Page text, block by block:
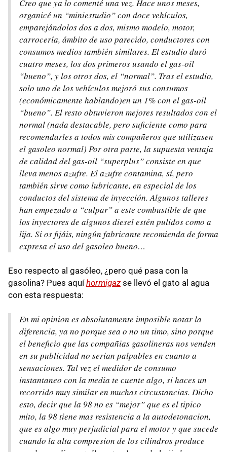
Creo que ya lo comenté una vez. Hace unos meses,
organicé un “miniestudio” con doce vehículos,
emparejándolos dos a dos, mismo modelo, motor,
carrocería, ámbito de uso parecido, conductores con
consumos medios también similares. El estudio duró
cuatro meses, los dos primeros usando el gas-oil
“bueno”, y los otros dos, el “normal”. Tras el estudio,
solo uno de los vehículos mejoró sus consumos
(económicamente hablando)en un 1% con el gas-oil
“bueno”. El resto obtuvieron mejores resultados con el
normal (nada destacable, pero suficiente como para
recomendarles a todos mis compañeros que utilizasen
el gasoleo normal) Por otra parte, la supuesta ventaja
de calidad del gas-oil “superplus” consiste en que
lleva menos azufre. El azufre contamina, sí, pero
también sirve como lubricante, en especial de los
conductos del sistema de inyección. Algunos talleres
han empezado a “culpar” a este combustible de que
los inyectores de algunos diesel estén pulidos como a
lija. Si os fijáis, ningún fabricante recomienda de forma
expresa el uso del gasoleo bueno…
Eso respecto al gasóleo, ¿pero qué pasa con la
gasolina? Pues aquíhormigaz se llevó el gato al agua
con esta respuesta:
En mi opinion es absolutamente imposible notar la
diferencia, ya no porque sea o no un timo, sino porque
el beneficio que las compañias gasolineras nos venden
en su publicidad no serian palpables en cuanto a
sensaciones. Tal vez el medidor de consumo
instantaneo con la media te cuente algo, si haces un
recorrido muy similar en muchas circustancias. Dicho
esto, decir que la 98 no es “mejor” que es el tipico
mito, la 98 tiene mas resistencia a la autodetonacion,
que es algo muy perjudicial para el motor y que sucede
cuando la alta compresion de los cilindros produce